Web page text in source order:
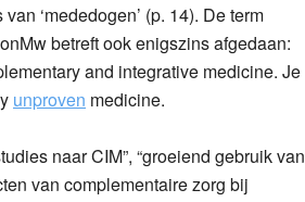
‘mededogen’ (p. 14). De term
betreft ook enigszins afgedaan:
and integrative medicine. Je
unproven medicine.
naar CIM”, “groeiend gebruik van
van complementaire zorg bij